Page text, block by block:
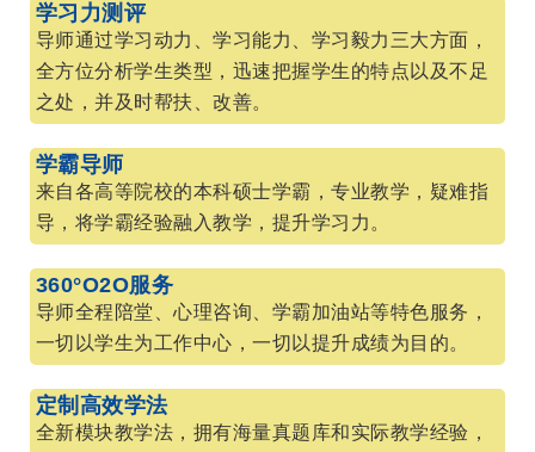
学习力测评
导师通过学习动力、学习能力、学习毅力三大方面，
全方位分析学生类型，迅速把握学生的特点以及不足
之处，并及时帮扶、改善。
学霸导师
来自各高等院校的本科硕士学霸，专业教学，疑难指
导，将学霸经验融入教学，提升学习力。
360°O2O服务
导师全程陪堂、心理咨询、学霸加油站等特色服务，
一切以学生为工作中心，一切以提升成绩为目的。
定制高效学法
全新模块教学法，拥有海量真题库和实际教学经验，